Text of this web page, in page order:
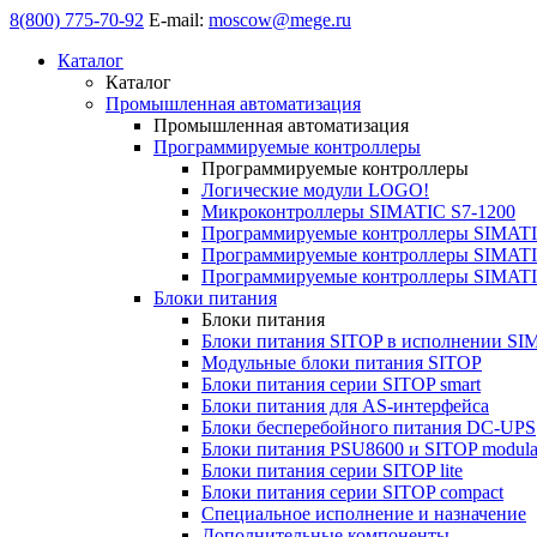
8(800) 775-70-92 E-mail: moscow@mege.ru
Каталог
Каталог
Промышленная автоматизация
Промышленная автоматизация
Программируемые контроллеры
Программируемые контроллеры
Логические модули LOGO!
Микроконтроллеры SIMATIC S7-1200
Программируемые контроллеры
Программируемые контроллеры
Программируемые контроллеры
Блоки питания
Блоки питания
Блоки питания SITOP в исполнении
Модульные блоки питания SITOP
Блоки питания серии SITOP smart
Блоки питания для AS-интерфейса
Блоки бесперебойного питания DC-UPS
Блоки питания PSU8600 и SITOP
Блоки питания серии SITOP lite
Блоки питания серии SITOP compact
Специальное исполнение и назначение